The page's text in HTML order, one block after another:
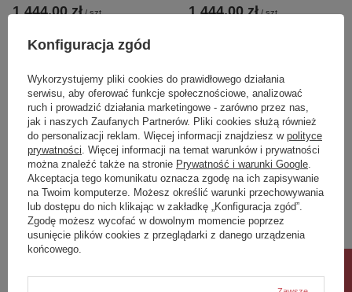
1 444,00 zł / szt.
Najniższa cena produktu w okresie
30 dni przed wprowadzeniem
Cena regularna:
1 699,00 zł -15%
1 444,00 zł / szt.
Cena regularna: 1 699,00 zł
OKAZJA
Kabina prysznicowa z
Kabina prysznicowa z
Konfiguracja zgód
Wykorzystujemy pliki cookies do prawidłowego działania
serwisu, aby oferować funkcje społecznościowe, analizować
ruch i prowadzić działania marketingowe - zarówno przez nas,
jak i naszych Zaufanych Partnerów. Pliki cookies służą również
do personalizacji reklam. Więcej informacji znajdziesz w polityce
prywatności . Więcej informacji na temat warunków i prywatności
można znaleźć także na stronie Prywatność i warunki Google
Akceptacja tego komunikatu oznacza zgodę na ich zapisywanie
na Twoim komputerze. Możesz określić warunki przechowywania
lub dostępu do nich klikając w zakładkę „Konfiguracja zgód”.
Zgodę możesz wycofać w dowolnym momencie poprzez
usunięcie plików cookies z przeglądarki z danego urządzenia
końcowego.